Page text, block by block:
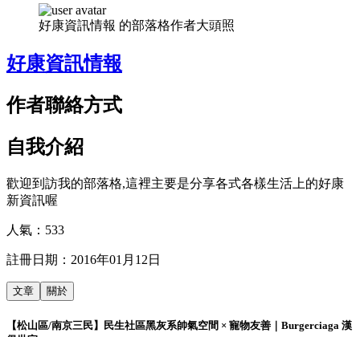
好康資訊情報 的部落格作者大頭照
好康資訊情報
作者聯絡方式
自我介紹
歡迎到訪我的部落格,這裡主要是分享各式各樣生活上的好康
新資訊喔
人氣： 533
註冊日期： 2016年01月12日
文章 關於
【松山區/南京三民】民生社區黑灰系帥氣空間 × 寵物友善｜Burgerciaga 漢